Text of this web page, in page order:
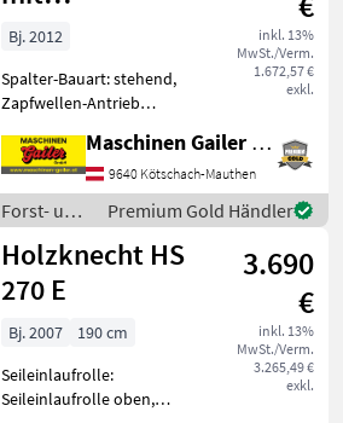
Zapfwellenantrieb
inkl. 13%
MwSt./Verm.
1.672,57 €
exkl.
Bj. 2012
Spalter-Bauart: stehend,
Zapfwellen-Antrieb
Spaltkraft 13 to - Spaltlänge
bis zu 110 cm -
Zapfwellenantrieb -
Gelenkwelle - mechanisch
Maschinen Gailer GmbH
9640 Kötschach-Mauthen
Forst- und
Holztechnik
/ Krpan
Premium Gold Händler
Holzknecht HS
270 E
3.690
€
inkl. 13%
MwSt./Verm.
3.265,49 €
exkl.
Bj. 2007
190 cm
Seileinlaufrolle:
Seileinlaufrolle oben,